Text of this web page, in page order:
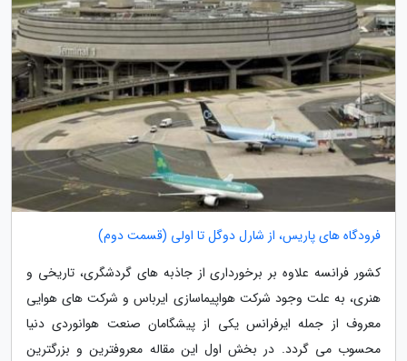
فرودگاه های پاریس، از شارل دوگل تا اولی (قسمت دوم)
کشور فرانسه علاوه بر برخورداری از جاذبه های گردشگری، تاریخی و
هنری، به علت وجود شرکت هواپیماسازی ایرباس و شرکت های هوایی
معروف از جمله ایرفرانس یکی از پیشگامان صنعت هوانوردی دنیا
محسوب می گردد. در بخش اول این مقاله معروفترین و بزرگترین